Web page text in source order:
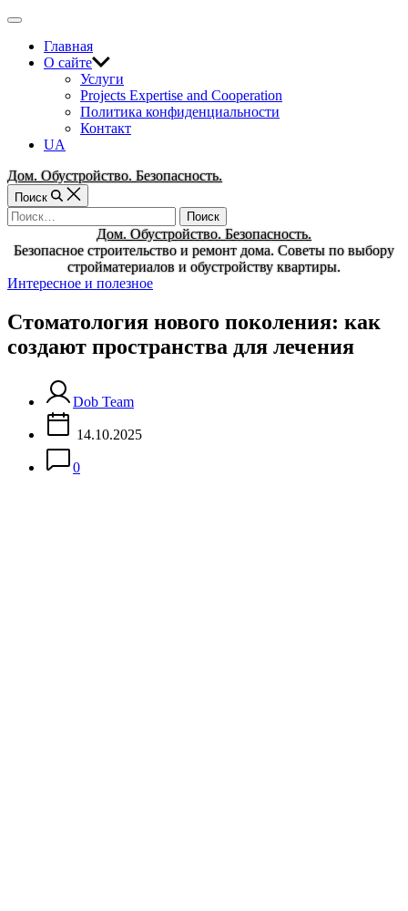
Перейти
содержимому
Вне
холстаГлавная
О сайте
Услуги
Projects Expertise and Cooperation
Политика конфиденциальности
Контакт
UA
Дом. Обустройство. Безопасность.
Поиск
Найти:
Дом. Обустройство. Безопасность.
Безопасное строительство и ремонт дома. Советы по выбору
стройматериалов и обустройству квартиры.
Рубрики
Интересное и полезное
Стоматология нового поколения: как
создают пространства для лечения
Dob Team
14.10.2025
0